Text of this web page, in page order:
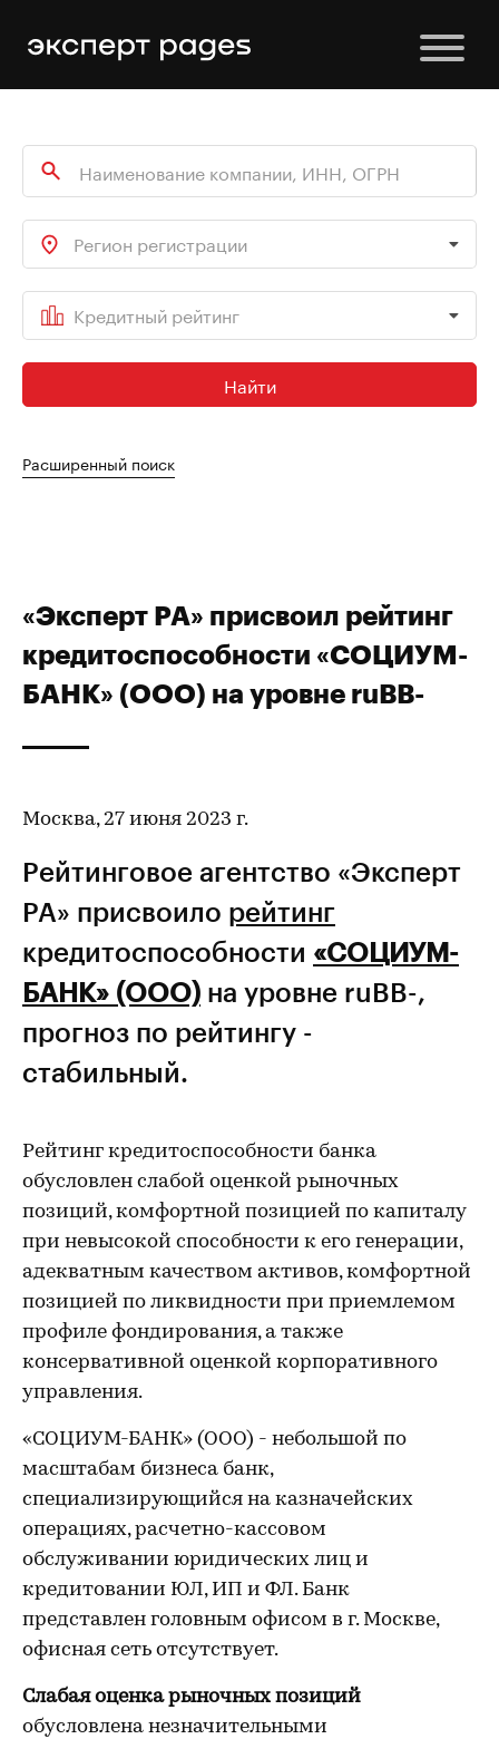
Регион регистрации
Кредитный рейтинг
Найти
Расширенный поиск
«Эксперт РА» присвоил рейтинг
кредитоспособности «СОЦИУМ-
БАНК» (ООО) на уровне ruBB-
Москва, 27 июня 2023 г.
Рейтинговое агентство «Эксперт
РА» присвоило рейтинг
кредитоспособности «СОЦИУМ-
БАНК» (ООО) на уровне ruBB-,
прогноз по рейтингу -
стабильный.
Рейтинг кредитоспособности банка
обусловлен слабой оценкой рыночных
позиций, комфортной позицией по капиталу
при невысокой способности к его генерации,
адекватным качеством активов, комфортной
позицией по ликвидности при приемлемом
профиле фондирования, а также
консервативной оценкой корпоративного
управления.
«СОЦИУМ-БАНК» (ООО) - небольшой по
масштабам бизнеса банк,
специализирующийся на казначейских
операциях, расчетно-кассовом
обслуживании юридических лиц и
кредитовании ЮЛ, ИП и ФЛ. Банк
представлен головным офисом в г. Москве,
офисная сеть отсутствует.
Слабая оценка рыночных позиций
обусловлена незначительными